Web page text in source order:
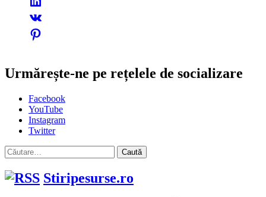
Urmărește-ne pe rețelele de socializare
Facebook
YouTube
Instagram
Twitter
Caută
după:
Stiripesurse.ro